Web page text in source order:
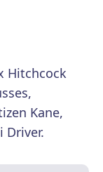
Hitchcock
Kane,
Driver.